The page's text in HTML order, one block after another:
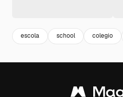
escola school colegio